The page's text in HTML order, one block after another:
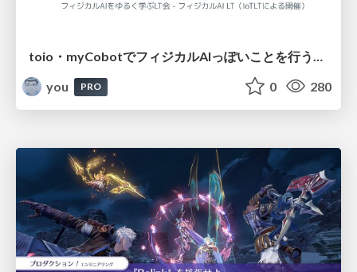
you
PRO 0 280